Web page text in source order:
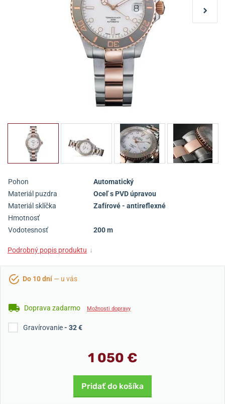
Pohon
Automatický
Materiál puzdra
Oceľ s PVD úpravou
Materiál sklíčka
Zafírové - antireflexné
Hmotnosť
Vodotesnosť
200 m
Podrobný popis produktu ↓
Do 10 dní — u vás
Doprava zadarmo Možnosti dopravy
Gravírovanie- 32 €
1 050 €
Pridať do košíka